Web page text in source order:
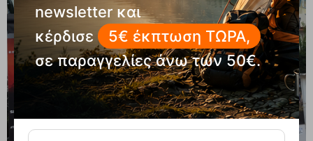
newsletter και
κέρδισε
5€ έκπτωση ΤΩΡΑ,
σε παραγγελίες άνω των 50€.